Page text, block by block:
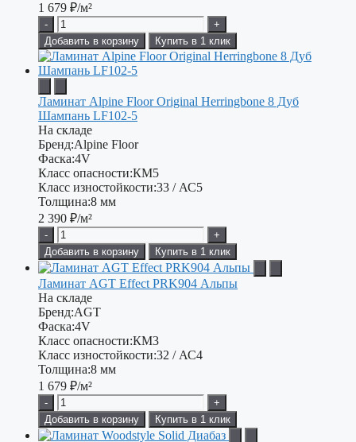
1 679 ₽/м²
-
+
Добавить в корзину
Купить в 1 клик
Ламинат Alpine Floor Original Herringbone 8 Дуб
Шампань LF102-5
На складе
Бренд:Alpine Floor
Фаска:4V
Класс опасности:КМ5
Класс изностойкости:33 / АС5
Толщина:8 мм
2 390 ₽/м²
-
+
Добавить в корзину
Купить в 1 клик
Ламинат AGT Effect PRK904 Альпы
На складе
Бренд:AGT
Фаска:4V
Класс опасности:КМ3
Класс изностойкости:32 / АС4
Толщина:8 мм
1 679 ₽/м²
-
+
Добавить в корзину
Купить в 1 клик